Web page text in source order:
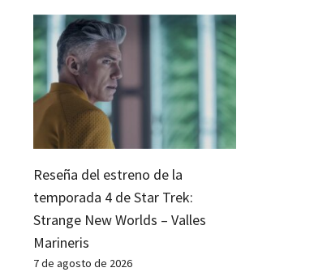
Reseña del estreno de la
temporada 4 de Star Trek:
Strange New Worlds – Valles
Marineris
7 de agosto de 2026